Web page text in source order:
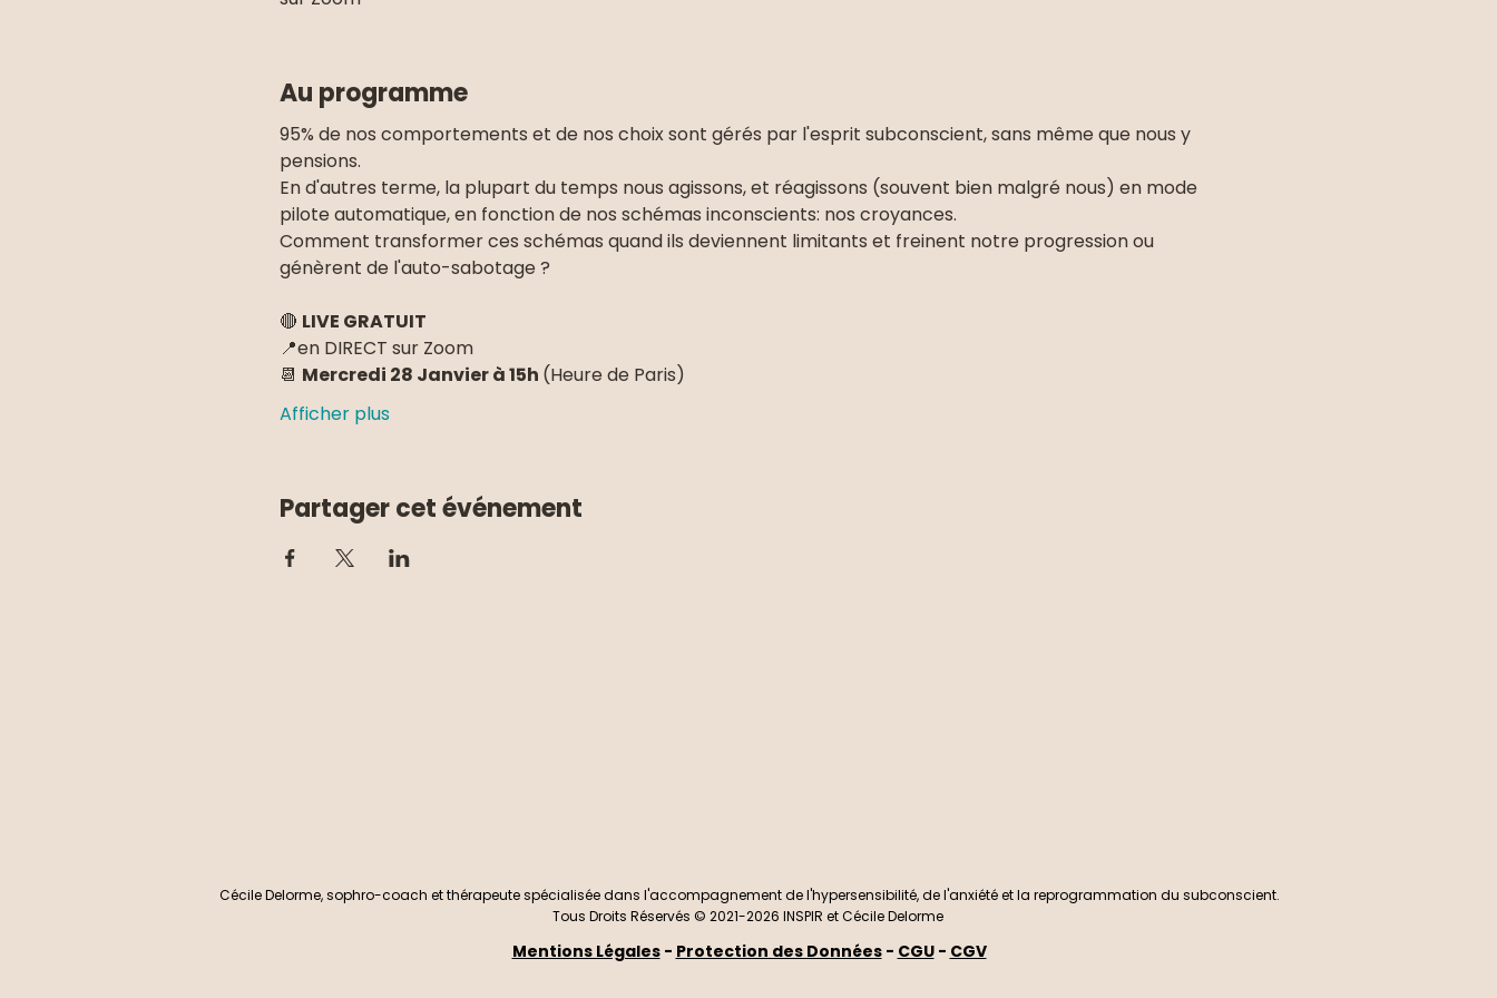
Au programme
95% de nos comportements et de nos choix sont gérés par l'esprit subconscient, sans même que nous y
pensions.
En d'autres terme, la plupart du temps nous agissons, et réagissons (souvent bien malgré nous) en mode
pilote automatique, en fonction de nos schémas inconscients: nos croyances.
Comment transformer ces schémas quand ils deviennent limitants et freinent notre progression ou
génèrent de l'auto-sabotage ?
🔴 LIVE GRATUIT
📍en DIRECT sur Zoom
📆 Mercredi 28 Janvier à 15h (Heure de Paris)
Afficher plus
Partager cet événement
Cécile Delorme, sophro-coach et thérapeute spécialisée dans l'accompagnement de l'hypersensibilité, de l'anxiété et la reprogrammation du subconscient.
Tous Droits Réservés © 2021-2026 INSPIR et Cécile Delorme
Mentions Légales- Protection des Données- CGU- CGV